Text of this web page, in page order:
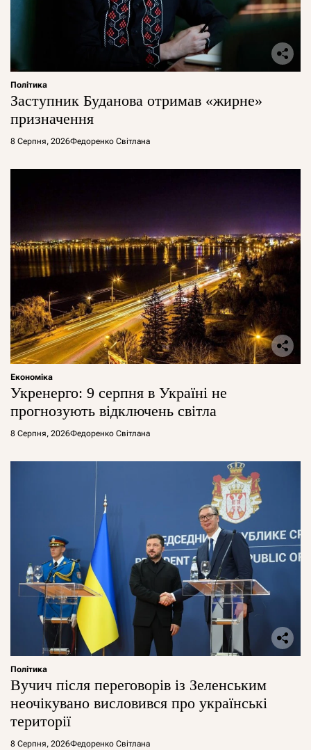
Політика
Заступник Буданова отримав «жирне»
призначення
8 Серпня, 2026Федоренко Світлана
Економіка
Укренерго: 9 серпня в Україні не
прогнозують відключень світла
8 Серпня, 2026Федоренко Світлана
Політика
Вучич після переговорів із Зеленським
неочікувано висловився про українські
території
8 Серпня, 2026Федоренко Світлана